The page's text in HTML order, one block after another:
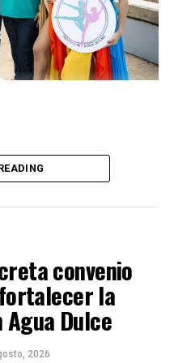
convenio
fortalecer la
Dulce
2026